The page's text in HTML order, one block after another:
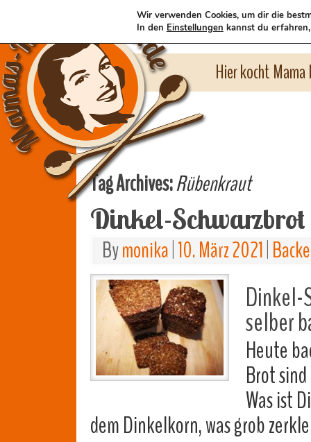
Hier kocht
Tag Archives:Rübenkraut
Dinkel-Schwarzbrot
Bymonika 10. März 2021
Dinkel-
selber
Heute
Brot
Was ist
dem Dinkelkorn, was grob
Wir verwenden Cookies, um dir die
In den Einstellungen kannst du